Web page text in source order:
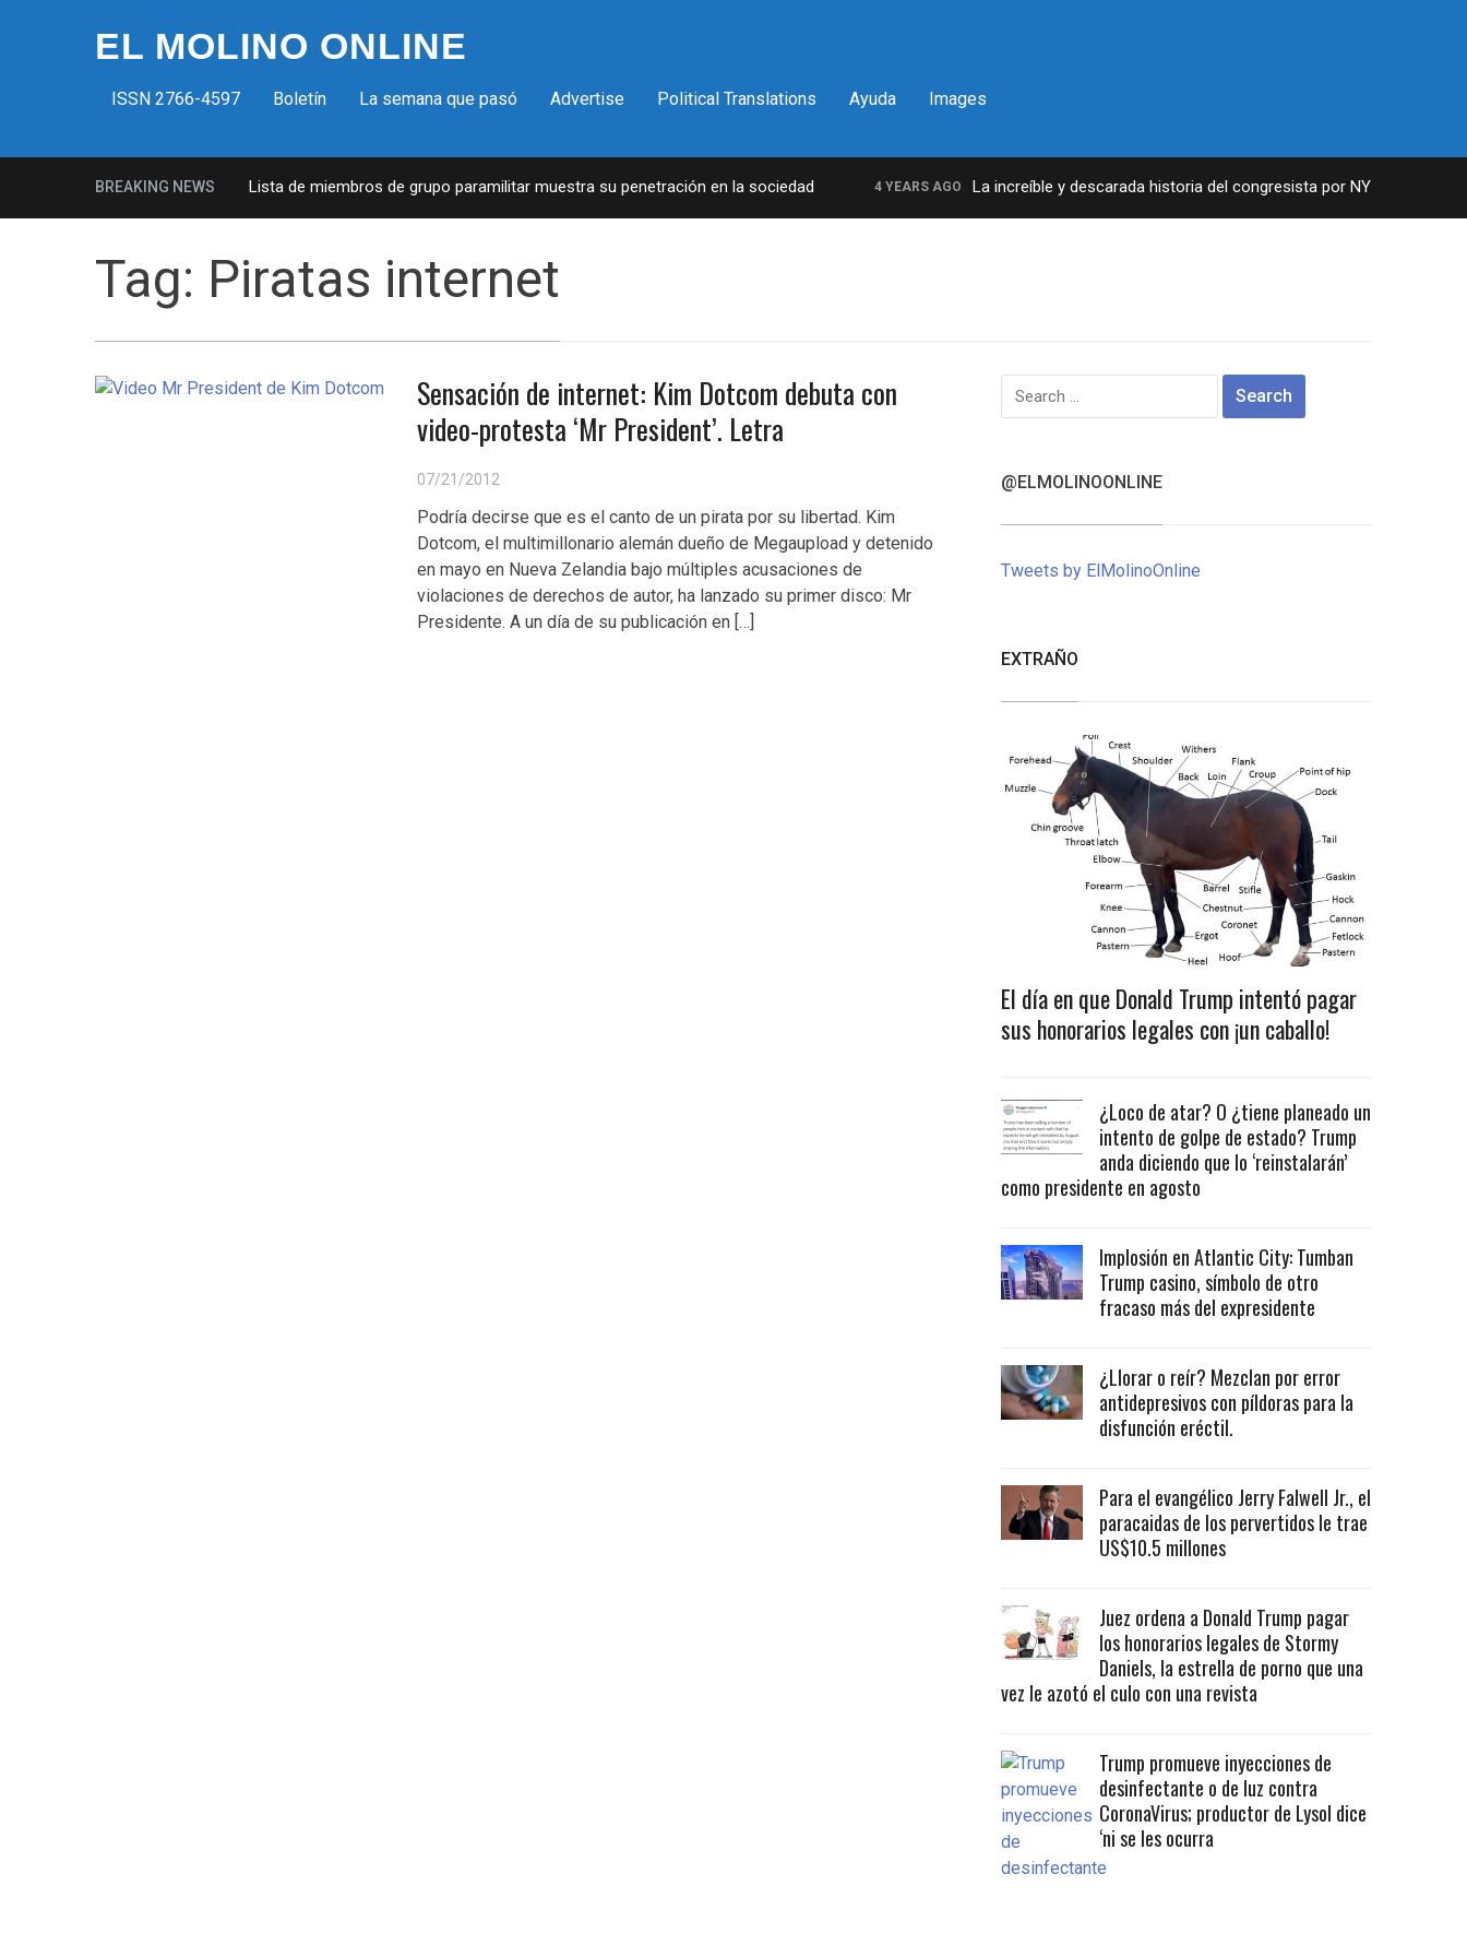
EL MOLINO ONLINE
ISSN 2766-4597 Boletín La semana que pasó Advertise Political Translations Ayuda Images
BREAKING NEWS
Milicias fascistas en EUA: Lista de miembros de grupo paramilitar muestra su penetración en la sociedad 4 YEARS AGO La increíble y descarada historia del congresista por NY George Santos
Tag: Piratas internet
Sensación de internet: Kim Dotcom debuta con
video-protesta ‘Mr President’. Letra
07/21/2012
Podría decirse que es el canto de un pirata por su libertad. Kim
Dotcom, el multimillonario alemán dueño de Megaupload y detenido
en mayo en Nueva Zelandia bajo múltiples acusaciones de
violaciones de derechos de autor, ha lanzado su primer disco: Mr
Presidente. A un día de su publicación en […]
Search
for:
@ELMOLINOONLINE
Tweets by ElMolinoOnline
EXTRAÑO
El día en que Donald Trump intentó pagar
sus honorarios legales con ¡un caballo!
¿Loco de atar? O ¿tiene planeado un
intento de golpe de estado? Trump
anda diciendo que lo ‘reinstalarán’
como presidente en agosto
Implosión en Atlantic City: Tumban
Trump casino, símbolo de otro
fracaso más del expresidente
¿Llorar o reír? Mezclan por error
antidepresivos con píldoras para la
disfunción eréctil.
Para el evangélico Jerry Falwell Jr., el
paracaidas de los pervertidos le trae
US$10.5 millones
Juez ordena a Donald Trump pagar
los honorarios legales de Stormy
Daniels, la estrella de porno que una
vez le azotó el culo con una revista
Trump promueve inyecciones de
desinfectante o de luz contra
CoronaVirus; productor de Lysol dice
‘ni se les ocurra